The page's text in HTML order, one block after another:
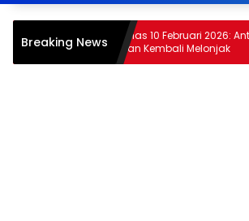
Breaking News
Harga Emas 10 Februari 2026: Antam
Pegadaian Kembali Melonjak